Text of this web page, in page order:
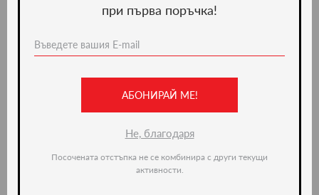
Ние препоръчваме
при първа поръчка!
АБОНИРАЙ МЕ!
Не, благодаря
Посочената отстъпка не се комбинира с други текущи
активности.